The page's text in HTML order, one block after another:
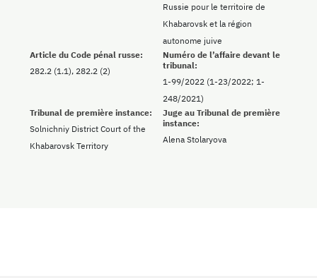
Russie pour le territoire de
Khabarovsk et la région
autonome juive
Article du Code pénal russe:
282.2 (1.1), 282.2 (2)
Numéro de l’affaire devant le
tribunal:
1-99/2022 (1-23/2022; 1-
248/2021)
Tribunal de première instance:
Solnichniy District Court of the
Khabarovsk Territory
Juge au Tribunal de première
instance:
Alena Stolaryova